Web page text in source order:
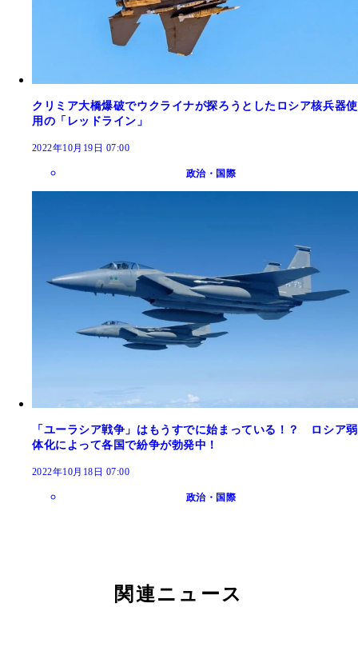
クリミア大橋爆破でウクライナが探ろうとしたロシア核兵器使
用の「レッドライン」
2022年10月19日 07:00
政治・国際
「ユーラシア戦争」はもうすでに始まっている！？ ロシア弱
体化によって各国で紛争が勃発中！
2022年10月18日 07:00
政治・国際
関連ニュース